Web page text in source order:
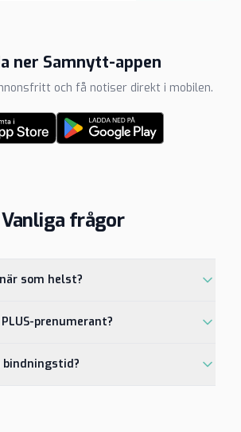
ner Samnytt-appen
och få notiser direkt i mobilen.
Vanliga frågor
som helst?
prenumerant?
bindningstid?